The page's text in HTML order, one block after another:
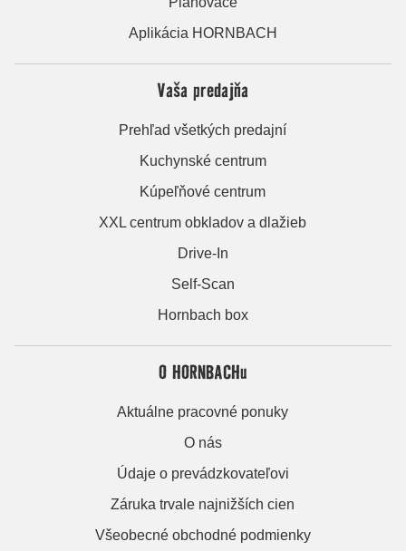
Aplikácia HORNBACH
Vaša predajňa
Prehľad všetkých predajní
Kuchynské centrum
Kúpeľňové centrum
XXL centrum obkladov a dlažieb
Drive-In
Self-Scan
Hornbach box
O HORNBACHu
Aktuálne pracovné ponuky
O nás
Údaje o prevádzkovateľovi
Záruka trvale najnižších cien
Všeobecné obchodné podmienky